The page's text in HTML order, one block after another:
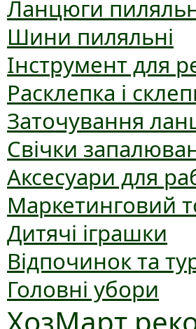
Ланцюги
Шини пиляльні
Інструмент для
Расклепка і
Заточування
Свічки
Аксесуари для
Маркетинговий
Дитячі іграшки
Відпочинок та
Головні убори